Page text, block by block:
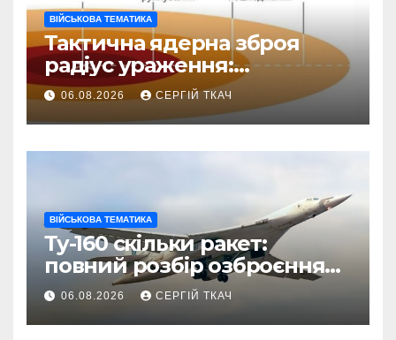
ВІЙСЬКОВА ТЕМАТИКА
Тактична ядерна зброя
радіус ураження:
детальний розбір зон
знищення
06.08.2026 СЕРГІЙ ТКАЧ
ВІЙСЬКОВА ТЕМАТИКА
Ту-160 скільки ракет:
повний розбір озброєння
стратегічного
бомбардувальника
06.08.2026 СЕРГІЙ ТКАЧ